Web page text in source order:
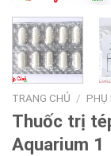
TRANG CHỦ / PHỤ
Thuốc trị
Aquarium 1